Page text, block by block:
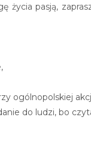
pasją,
ogólnopolskiej
do ludzi, bo